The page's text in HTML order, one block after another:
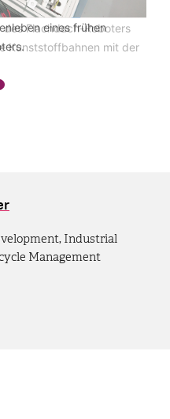
Flachdach-Roboters
Kunststoffbahnen mit der
eines frühen
Industrial
Management